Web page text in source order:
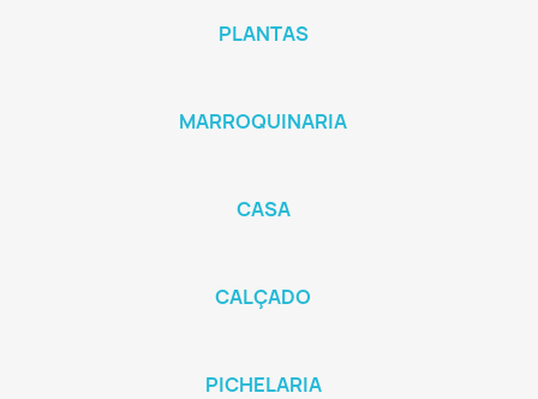
PLANTAS
MARROQUINARIA
CASA
CALÇADO
PICHELARIA